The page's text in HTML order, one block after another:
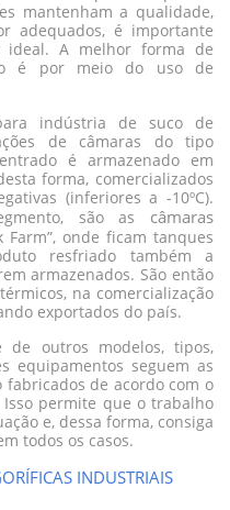
mantenham a qualidade,
adequados, é importante
ideal. A melhor forma de
é por meio do uso de
indústria de suco de
de câmaras do tipo
é armazenado em
forma, comercializados
(inferiores a -10ºC).
são as câmaras
Farm”, onde ficam tanques
resfriado também a
armazenados. São então
na comercialização
exportados do país.
de outros modelos, tipos,
equipamentos seguem as
fabricados de acordo com o
permite que o trabalho
e, dessa forma, consiga
todos os casos.
INDUSTRIAIS